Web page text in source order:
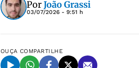
PorJoão Grassi
03/07/2026 - 9:51 h
OUÇA COMPARTILHE